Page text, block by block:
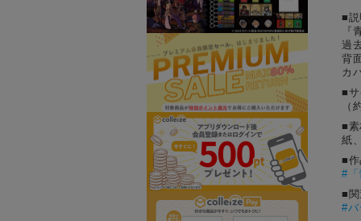
■
『
過
背
カ
■
（
■
紙
■
#
■
#バ